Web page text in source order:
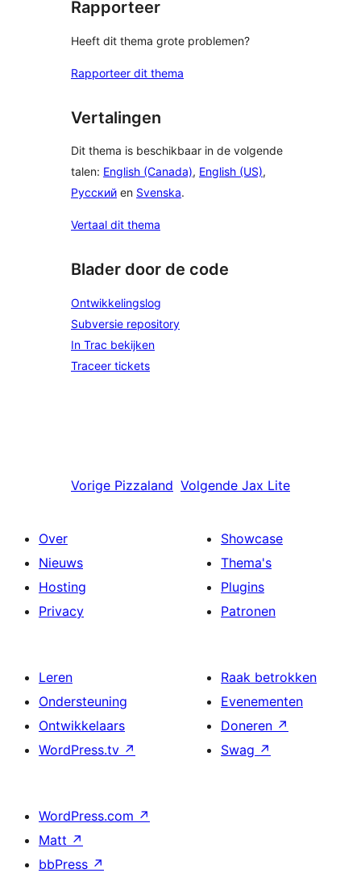
Rapporteer
Heeft dit thema grote problemen?
Rapporteer dit thema
Vertalingen
Dit thema is beschikbaar in de volgende
talen: English (Canada), English (US),
Русский en Svenska.
Vertaal dit thema
Blader door de code
Ontwikkelingslog
Subversie repository
In Trac bekijken
Traceer tickets
Vorige Pizzaland Volgende Jax Lite
Over
Nieuws
Hosting
Privacy
Showcase
Thema's
Plugins
Patronen
Leren
Ondersteuning
Ontwikkelaars
WordPress.tv ↗
Raak betrokken
Evenementen
Doneren ↗
Swag ↗
WordPress.com ↗
Matt ↗
bbPress ↗